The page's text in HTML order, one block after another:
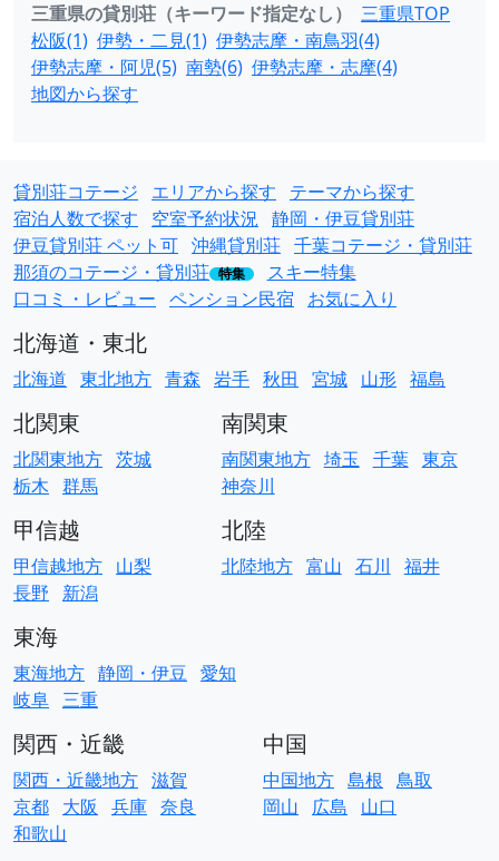
三重県の貸別荘（キーワード指定なし）
三重県TOP
松阪(1) 伊勢・二見(1) 伊勢志摩・南鳥羽(4)
伊勢志摩・阿児(5) 南勢(6) 伊勢志摩・志摩(4)
地図から探す
貸別荘コテージ エリアから探す
テーマから探す
宿泊人数で探す
空室予約状況 静岡・伊豆貸別荘
伊豆貸別荘 ペット可 沖縄貸別荘 千葉コテージ・貸別荘
那須のコテージ・貸別荘 特集
スキー特集
口コミ・レビュー ペンション民宿 お気に入り
北海道・東北
北海道 東北地方 青森 岩手 秋田 宮城 山形 福島
北関東
北関東地方 茨城
栃木 群馬
南関東
南関東地方 埼玉 千葉 東京
神奈川
甲信越
甲信越地方 山梨
長野
新潟
北陸
北陸地方 富山 石川 福井
東海
東海地方 静岡・伊豆 愛知
岐阜 三重
関西・近畿
関西・近畿地方 滋賀
京都 大阪 兵庫 奈良
和歌山
中国
中国地方 島根 鳥取
岡山
広島 山口